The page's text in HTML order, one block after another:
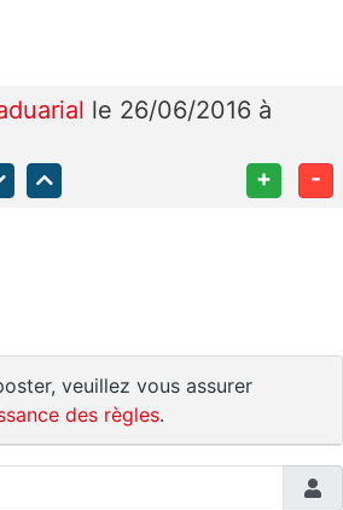
le 26/06/2016 à
+ -
veuillez vous assurer
des règles.